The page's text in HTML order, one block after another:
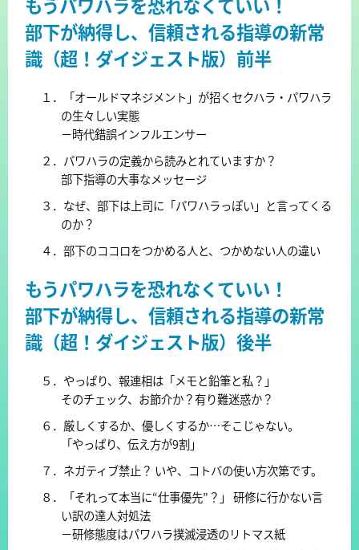
部下が納得し、信頼される指導の新常
識（超！ダイジェスト版）前半
１．「オールドマネジメント」が招くセクハラ・パワハラ
の生々しい実態
－時代錯誤インフルエンサー
２．パワハラの定義から読みとれていますか？
部下指導の大事なメッセージ
３．なぜ、部下は上司に「パワハラっぽい」と言ってくる
のか？
４．部下のココロをつかめる人と、つかめない人の違い
もうパワハラを恐れなくていい！
部下が納得し、信頼される指導の新常
識（超！ダイジェスト版）後半
５．やっぱり、報連相は「メモと鉛筆と私？」
そのチェック、お節介か？有り難迷惑か？
６．厳しくするか、優しくするか…そこじゃない。
「やっぱり、伝え方が9割」
７．ネガティブ禁止？ いや、コトバの使い方次第です。
８．「それって本当に“仕事優先”？」 研修に行かない言
い訳の達人対処法
－研修態度はパワハラ撲滅浸透のリトマス紙